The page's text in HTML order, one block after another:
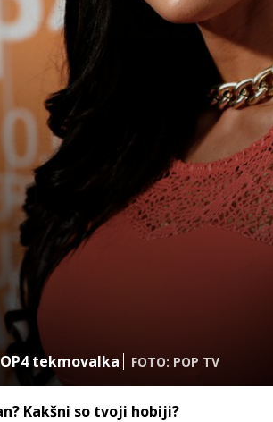
tekmovalka FOTO: POP TV
Kakšni so tvoji hobiji?